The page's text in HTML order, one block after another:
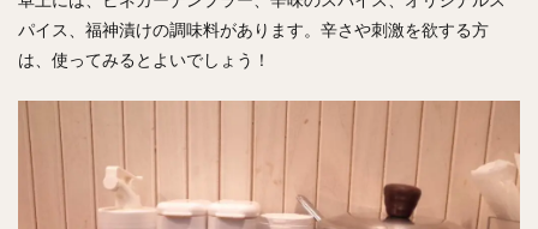
パイス、福神漬けの調味料があります。辛さや刺激を欲する方
は、使ってみるとよいでしょう！